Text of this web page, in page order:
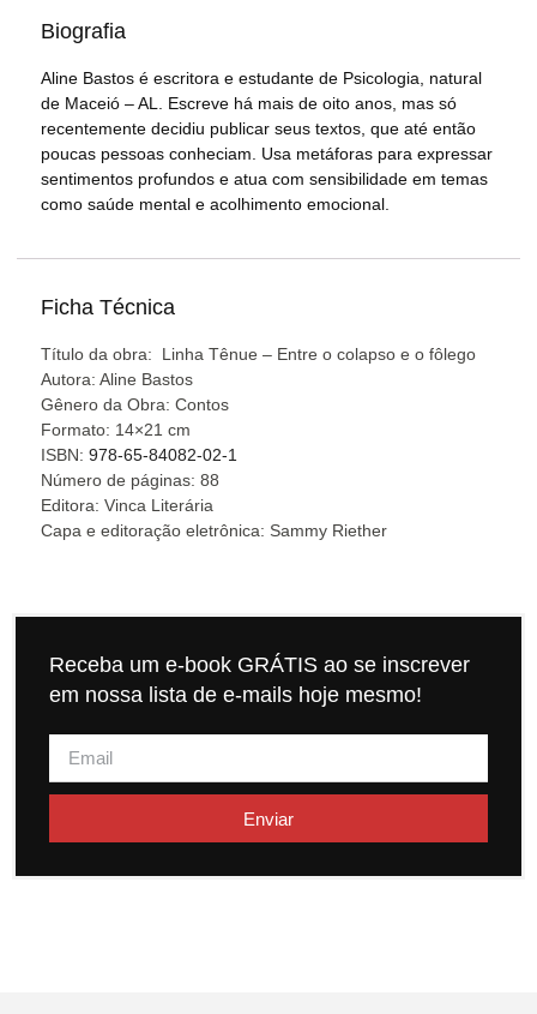
Biografia
Aline Bastos é escritora e estudante de Psicologia, natural
de Maceió – AL. Escreve há mais de oito anos, mas só
recentemente decidiu publicar seus textos, que até então
poucas pessoas conheciam. Usa metáforas para expressar
sentimentos profundos e atua com sensibilidade em temas
como saúde mental e acolhimento emocional.
Ficha Técnica
Título da obra: Linha Tênue – Entre o colapso e o fôlego
Autora: Aline Bastos
Gênero da Obra: Contos
Formato: 14×21 cm
ISBN: 978-65-84082-02-1
Número de páginas: 88
Editora: Vinca Literária
Capa e editoração eletrônica: Sammy Riether
Receba um e-book GRÁTIS ao se inscrever
em nossa lista de e-mails hoje mesmo!
Enviar